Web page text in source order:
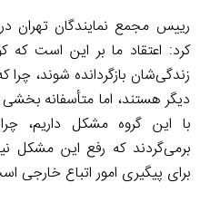
رییس مجمع نمایندگان تهران
کرد: اعتقاد ما بر این است که
زندگی‌شان بازگردانده شوند، چرا
دیگر هستند، اما متأسفانه
با این گروه مشکل داریم،
برمی‌گردند که رفع این مشکل
برای پیگیری امور اتباع خارجی